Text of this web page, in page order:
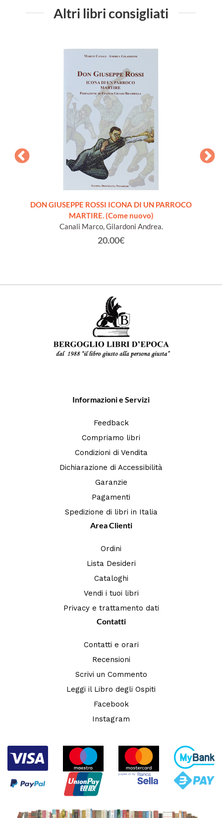
Altri libri consigliati
DON GIUSEPPE ROSSI ICONA DI UN PARROCO
MARTIRE. (Come nuovo)
Canali Marco, Gilardoni Andrea.
20.00€
Informazioni e Servizi
Feedback
Compriamo libri
Condizioni di Vendita
Dichiarazione di Accessibilità
Garanzie
Pagamenti
Spedizione di libri in Italia
Area Clienti
Ordini
Lista Desideri
Cataloghi
Vendi i tuoi libri
Privacy e trattamento dati
Contatti
Contatti e orari
Recensioni
Scrivi un Commento
Leggi il Libro degli Ospiti
Facebook
Instagram